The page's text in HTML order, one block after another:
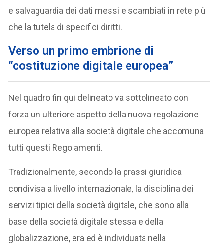
e salvaguardia dei dati messi e scambiati in rete più
che la tutela di specifici diritti.
Verso un primo embrione di
“costituzione digitale europea”
Nel quadro fin qui delineato va sottolineato con
forza un ulteriore aspetto della nuova regolazione
europea relativa alla società digitale che accomuna
tutti questi Regolamenti.
Tradizionalmente, secondo la prassi giuridica
condivisa a livello internazionale, la disciplina dei
servizi tipici della società digitale, che sono alla
base della società digitale stessa e della
globalizzazione, era ed è individuata nella